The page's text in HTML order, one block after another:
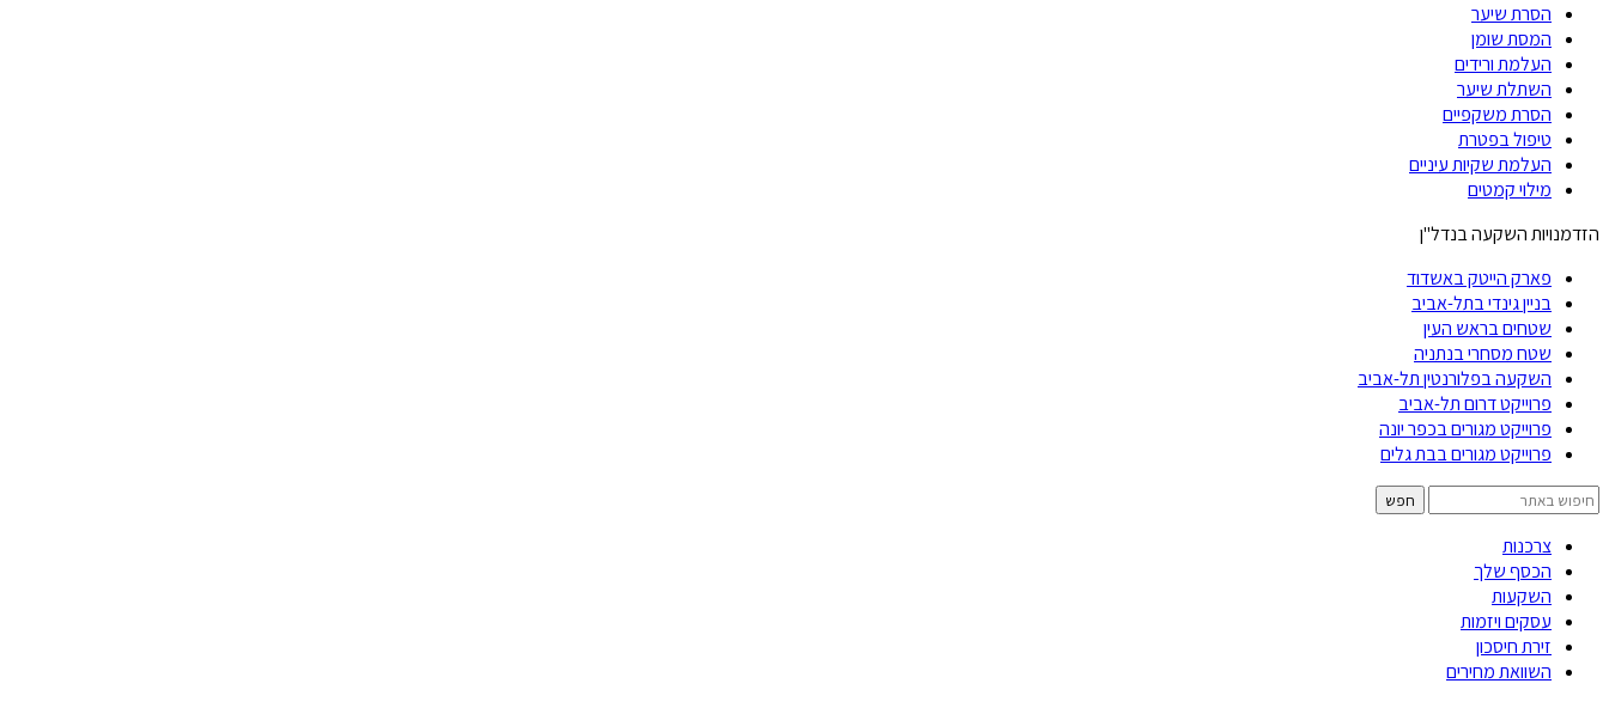
הסרת שיער
המסת שומן
העלמת ורידים
השתלת שיער
הסרת משקפיים
טיפול בפטרת
העלמת שקיות עיניים
מילוי קמטים
הזדמנויות השקעה בנדל"ן
פארק הייטק באשדוד
בניין גינדי בתל-אביב
שטחים בראש העין
שטח מסחרי בנתניה
השקעה בפלורנטין תל-אביב
פרוייקט דרום תל-אביב
פרוייקט מגורים בכפר יונה
פרוייקט מגורים בבת גלים
צרכנות
הכסף שלך
השקעות
עסקים ויזמות
זירת חיסכון
השוואת מחירים